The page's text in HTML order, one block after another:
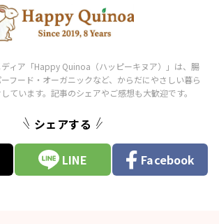
シェアする
LINE Facebook